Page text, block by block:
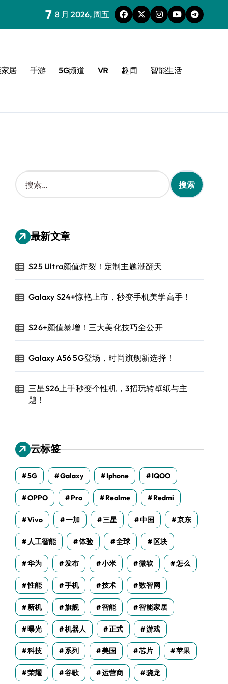
7 8 月 2026, 周五
居 手游 5G频道 VR 趣闻 智能生活
搜
索
：
最新文章
S25 Ultra颜值炸裂！定制主题潮翻天
Galaxy S24+惊艳上市，秒变手机美学高手！
S26+颜值暴增！三大美化技巧全公开
Galaxy A56 5G登场，时尚旗舰新选择！
三星S26上手秒变个性机，3招玩转壁纸与主
题！
云标签
5G Galaxy Iphone IQOO
OPPO Pro Realme Redmi
Vivo 一加 三星 中国 京东
人工智能 体验 全球 区块
华为 发布 小米 微软 怎么
性能 手机 技术 数智网
新机 旗舰 智能 智能家居
曝光 机器人 正式 游戏
科技 系列 美国 芯片 苹果
荣耀 谷歌 运营商 骁龙